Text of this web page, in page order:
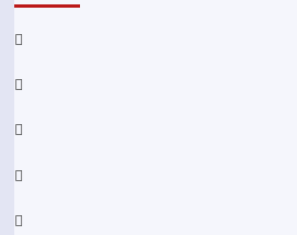
Facebook
YouTube
Telegram
Instagram
Twitter